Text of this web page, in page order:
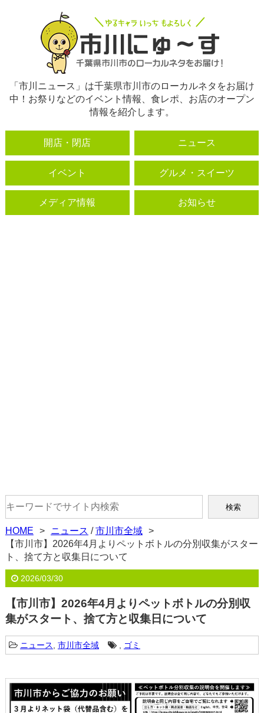
「市川ニュース」は千葉県市川市のローカルネタをお届け
中！お祭りなどのイベント情報、食レポ、お店のオープン
情報を紹介します。
開店・閉店 ニュース
イベント グルメ・スイーツ
メディア情報 お知らせ
HOME ニュース /市川市全域
【市川市】2026年4月よりペットボトルの分別収集がスター
ト、捨て方と収集日について
2026/03/30
【市川市】2026年4月よりペットボトルの分別収
集がスタート、捨て方と収集日について
ニュース 市川市全域 , ゴミ